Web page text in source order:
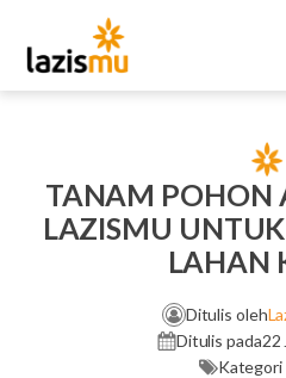
TANAM POHON
LAZISMU
LAHAN
Ditulis oleh
Ditulis pada22
Kategori